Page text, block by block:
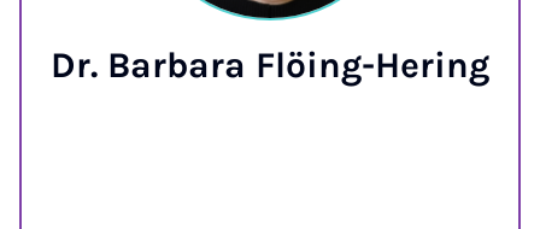
Dr. Barbara Flöing-Hering